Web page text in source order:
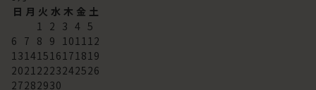
日 月 火 水 木 金 土
1 2 3 4 5
6 7 8 9 101112
13141516171819
20212223242526
27282930